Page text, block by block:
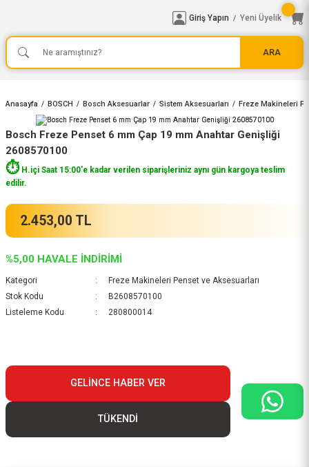
ARA
Giriş Yapın / Yeni Üyelik
Anasayfa BOSCH Bosch Aksesuarlar Sistem Aksesuarları Freze Makineleri
Bosch Freze Penset 6 mm Çap 19 mm Anahtar Genişliği
2608570100
⏱️H.içi Saat 15:00'e kadar verilen siparişleriniz aynı gün kargoya teslim
edilir.
2.453,00 TL
%5,00 HAVALE İNDİRİMİ
Kategori
Freze Makineleri Penset ve Aksesuarları
Stok Kodu
B2608570100
Listeleme Kodu
280800014
GELINCE HABER VER
TÜKENDİ